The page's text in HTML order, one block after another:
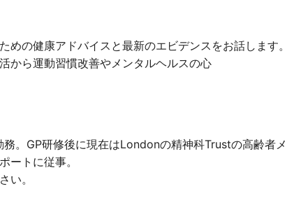
の健康アドバイスと最新のエビデンスをお話します。
から運動習慣改善やメンタルヘルスの心
。GP研修後に現在はLondonの精神科Trustの高齢者メ
ートに従事。
い。